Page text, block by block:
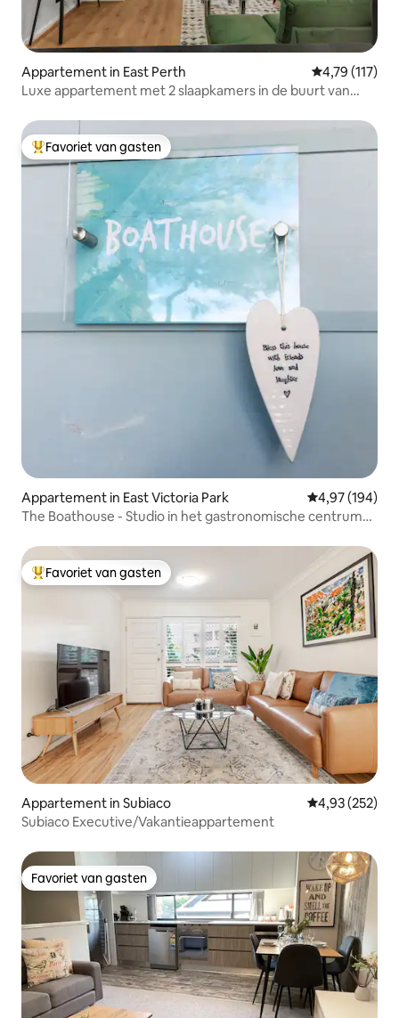
Appartement in East Perth Gemiddelde
4,79 (117)
Luxe appartement met 2 slaapkamers in de buurt van
Topfavoriet van gasten
Favoriet van gasten
Appartement in East Victoria Park Gemiddelde
4,97 (194)
The Boathouse - Studio in het gastronomische centrum
Topfavoriet van gasten
Favoriet van gasten
Appartement in Subiaco Gemiddelde
4,93 (252)
Subiaco Executive/Vakantieappartement
Favoriet van gasten
Favoriet van gasten